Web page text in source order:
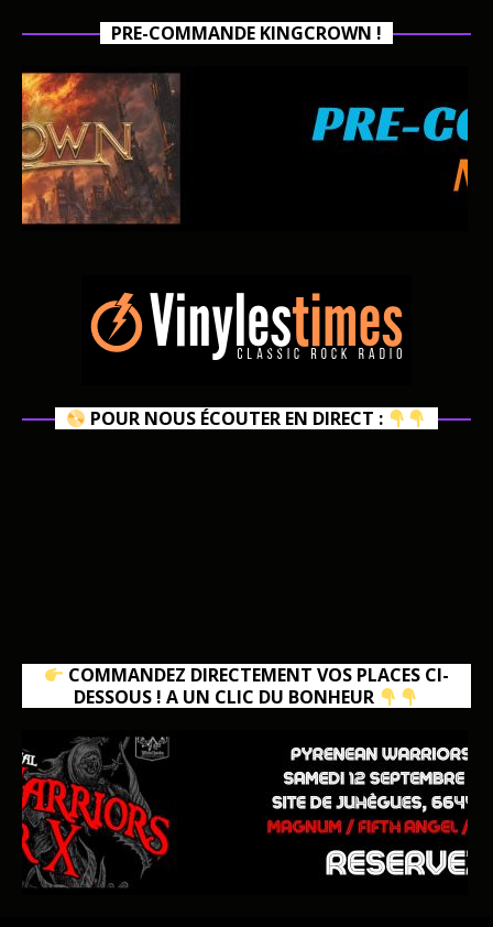
PRE-COMMANDE KINGCROWN !
POUR NOUS ÉCOUTER EN DIRECT :
COMMANDEZ DIRECTEMENT VOS PLACES CI-
DESSOUS ! A UN CLIC DU BONHEUR